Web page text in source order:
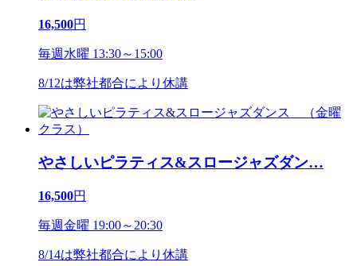
16,500円
毎週水曜 13:30～15:00
8/12は弊社都合により休講
やさしいピラティス&スロージャズダン…
16,500円
毎週金曜 19:00～20:30
8/14は弊社都合により休講